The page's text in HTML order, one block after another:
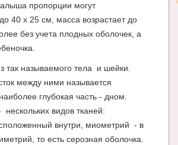
роста и веса ребенка
пропорции могут
40 х 25 см, масса возрастает до
без учета плодных оболочек, а
так называемого тела и шейки.
между ними называется
глубокая часть - дном.
видов тканей:
внутри, миометрий - в
то есть серозная оболочка.